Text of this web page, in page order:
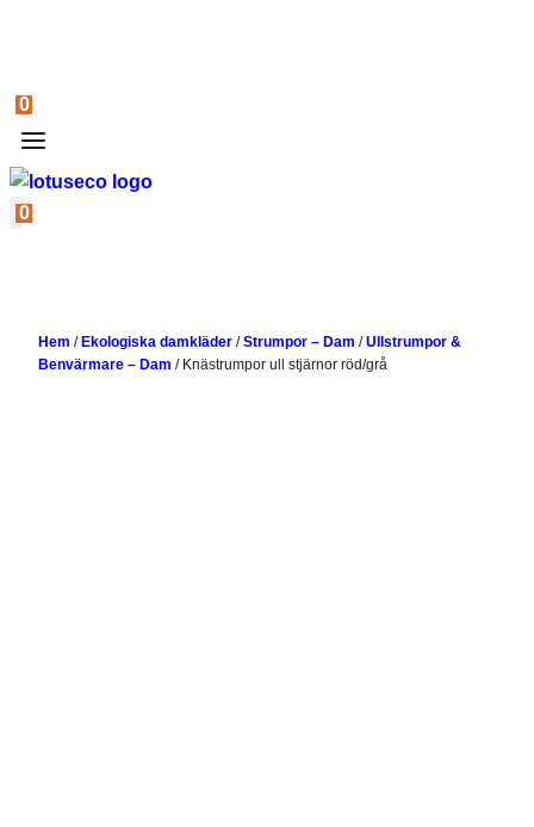
0
0
Hem / Ekologiska damkläder /Strumpor – Dam /Ullstrumpor &
Benvärmare – Dam / Knästrumpor ull stjärnor röd/grå